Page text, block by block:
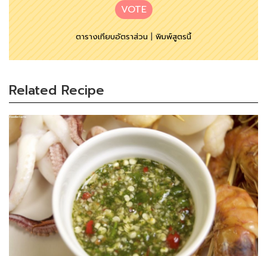
VOTE
ตารางเทียบอัตราส่วน|พิมพ์สูตรนี้
Related Recipe